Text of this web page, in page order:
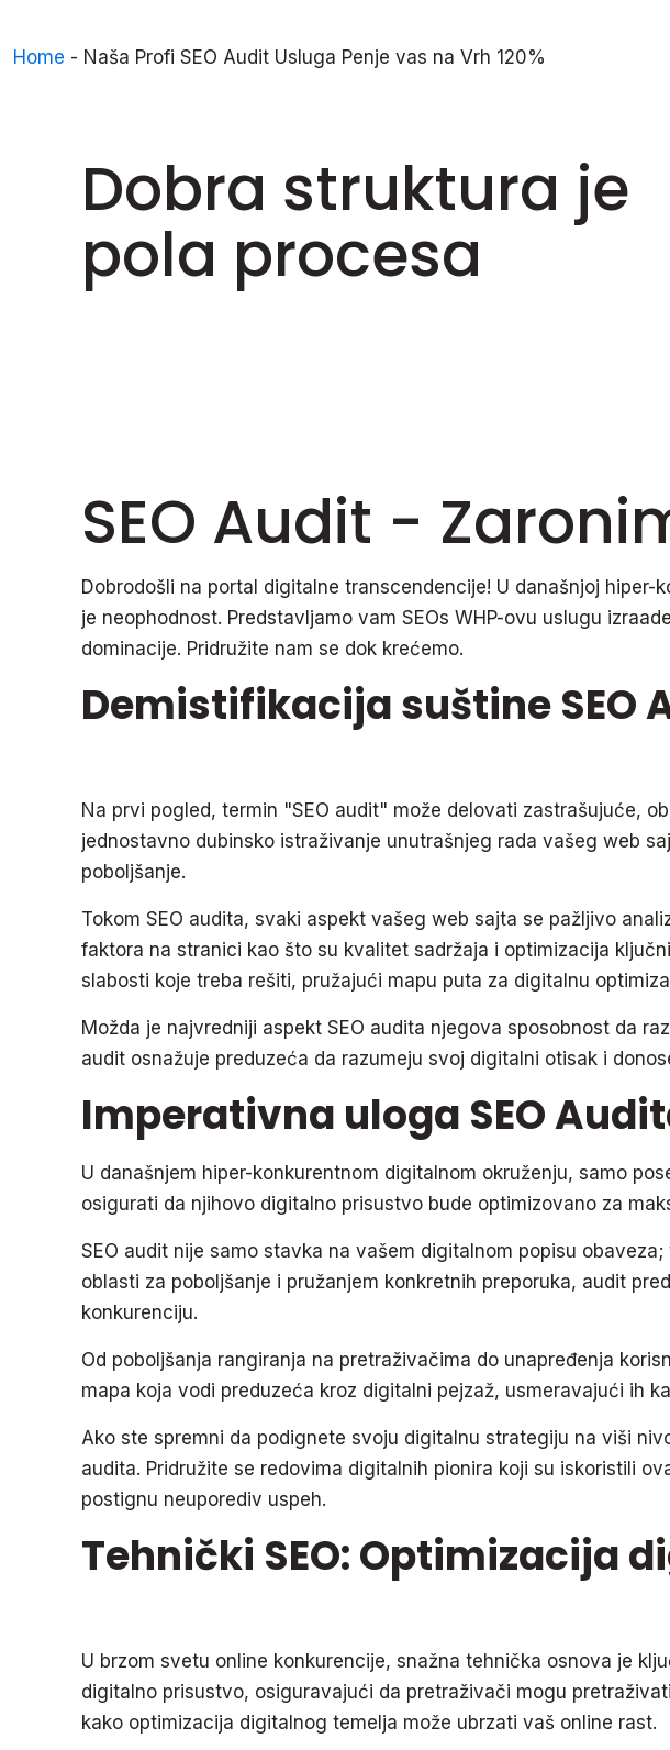
Home - Naša Profi SEO Audit Usluga Penje vas na Vrh 120%
Dobra struktura je
pola procesa
SEO Audit -
Dobrodošli na portal digitalne transcendencije! U današnjoj
je neophodnost. Predstavljamo vam SEOs WHP-ovu uslugu
dominacije. Pridružite nam se dok krećemo.
Demistifikacija suštine SEO
Na prvi pogled, termin "SEO audit" može delovati zastrašujuće,
jednostavno dubinsko istraživanje unutrašnjeg rada vašeg web
poboljšanje.
Tokom SEO audita, svaki aspekt vašeg web sajta se pažljivo
faktora na stranici kao što su kvalitet sadržaja i optimizacija
slabosti koje treba rešiti, pružajući mapu puta za digitalnu
Možda je najvredniji aspekt SEO audita njegova sposobnost da
audit osnažuje preduzeća da razumeju svoj digitalni otisak i
Imperativna uloga SEO
U današnjem hiper-konkurentnom digitalnom okruženju, samo
osigurati da njihovo digitalno prisustvo bude optimizovano za
SEO audit nije samo stavka na vašem digitalnom popisu
oblasti za poboljšanje i pružanjem konkretnih preporuka, audit
konkurenciju.
Od poboljšanja rangiranja na pretraživačima do unapređenja
mapa koja vodi preduzeća kroz digitalni pejzaž, usmeravajući ih
Ako ste spremni da podignete svoju digitalnu strategiju na viši
audita. Pridružite se redovima digitalnih pionira koji su iskoristili
postignu neuporediv uspeh.
Tehnički SEO: Optimizacija
U brzom svetu online konkurencije, snažna tehnička osnova je
digitalno prisustvo, osiguravajući da pretraživači mogu
kako optimizacija digitalnog temelja može ubrzati vaš online rast.